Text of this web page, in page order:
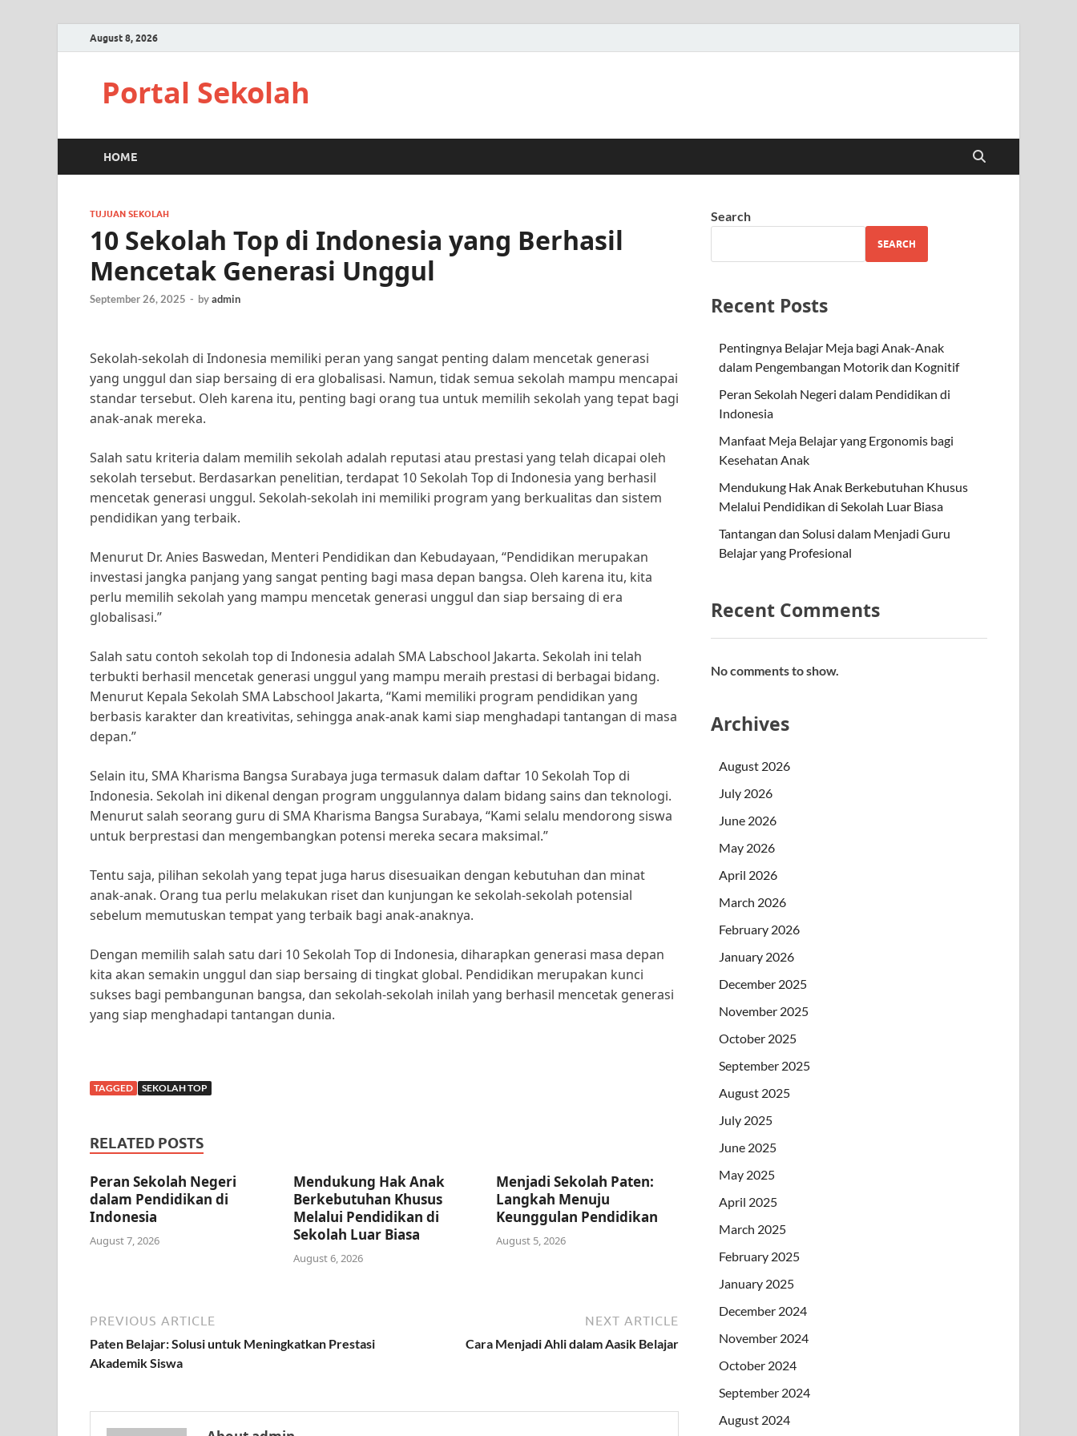
August 8, 2026
Portal Sekolah
HOME
TUJUAN SEKOLAH
10 Sekolah Top di Indonesia yang Berhasil
Mencetak Generasi Unggul
September 26, 2025 - byadmin
Sekolah-sekolah di Indonesia memiliki peran yang sangat penting dalam mencetak generasi
yang unggul dan siap bersaing di era globalisasi. Namun, tidak semua sekolah mampu mencapai
standar tersebut. Oleh karena itu, penting bagi orang tua untuk memilih sekolah yang tepat bagi
anak-anak mereka.
Salah satu kriteria dalam memilih sekolah adalah reputasi atau prestasi yang telah dicapai oleh
sekolah tersebut. Berdasarkan penelitian, terdapat 10 Sekolah Top di Indonesia yang berhasil
mencetak generasi unggul. Sekolah-sekolah ini memiliki program yang berkualitas dan sistem
pendidikan yang terbaik.
Menurut Dr. Anies Baswedan, Menteri Pendidikan dan Kebudayaan, “Pendidikan merupakan
investasi jangka panjang yang sangat penting bagi masa depan bangsa. Oleh karena itu, kita
perlu memilih sekolah yang mampu mencetak generasi unggul dan siap bersaing di era
globalisasi.”
Salah satu contoh sekolah top di Indonesia adalah SMA Labschool Jakarta. Sekolah ini telah
terbukti berhasil mencetak generasi unggul yang mampu meraih prestasi di berbagai bidang.
Menurut Kepala Sekolah SMA Labschool Jakarta, “Kami memiliki program pendidikan yang
berbasis karakter dan kreativitas, sehingga anak-anak kami siap menghadapi tantangan di masa
depan.”
Selain itu, SMA Kharisma Bangsa Surabaya juga termasuk dalam daftar 10 Sekolah Top di
Indonesia. Sekolah ini dikenal dengan program unggulannya dalam bidang sains dan teknologi.
Menurut salah seorang guru di SMA Kharisma Bangsa Surabaya, “Kami selalu mendorong siswa
untuk berprestasi dan mengembangkan potensi mereka secara maksimal.”
Tentu saja, pilihan sekolah yang tepat juga harus disesuaikan dengan kebutuhan dan minat
anak-anak. Orang tua perlu melakukan riset dan kunjungan ke sekolah-sekolah potensial
sebelum memutuskan tempat yang terbaik bagi anak-anaknya.
Dengan memilih salah satu dari 10 Sekolah Top di Indonesia, diharapkan generasi masa depan
kita akan semakin unggul dan siap bersaing di tingkat global. Pendidikan merupakan kunci
sukses bagi pembangunan bangsa, dan sekolah-sekolah inilah yang berhasil mencetak generasi
yang siap menghadapi tantangan dunia.
TAGGED SEKOLAH TOP
RELATED POSTS
Peran Sekolah Negeri
dalam Pendidikan di
Indonesia
August 7, 2026
Mendukung Hak Anak
Berkebutuhan Khusus
Melalui Pendidikan di
Sekolah Luar Biasa
August 6, 2026
Menjadi Sekolah Paten:
Langkah Menuju
Keunggulan Pendidikan
August 5, 2026
PREVIOUS ARTICLE
Paten Belajar: Solusi untuk Meningkatkan Prestasi
Akademik Siswa
NEXT ARTICLE
Cara Menjadi Ahli dalam Aasik Belajar
Search
SEARCH
Recent Posts
Pentingnya Belajar Meja bagi Anak-Anak
dalam Pengembangan Motorik dan Kognitif
Peran Sekolah Negeri dalam Pendidikan di
Indonesia
Manfaat Meja Belajar yang Ergonomis bagi
Kesehatan Anak
Mendukung Hak Anak Berkebutuhan Khusus
Melalui Pendidikan di Sekolah Luar Biasa
Tantangan dan Solusi dalam Menjadi Guru
Belajar yang Profesional
Recent Comments
No comments to show.
Archives
August 2026
July 2026
June 2026
May 2026
April 2026
March 2026
February 2026
January 2026
December 2025
November 2025
October 2025
September 2025
August 2025
July 2025
June 2025
May 2025
April 2025
March 2025
February 2025
January 2025
December 2024
November 2024
October 2024
September 2024
August 2024